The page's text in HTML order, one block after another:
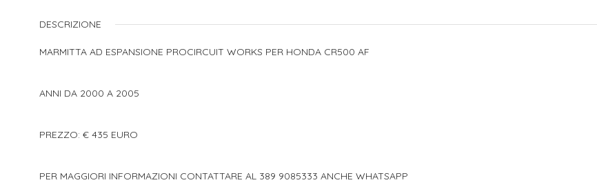
DESCRIZIONE
MARMITTA AD ESPANSIONE PROCIRCUIT WORKS PER HONDA CR500 AF
ANNI DA 2000 A 2005
PREZZO: € 435 EURO
PER MAGGIORI INFORMAZIONI CONTATTARE AL 389 9085333 ANCHE WHATSAPP